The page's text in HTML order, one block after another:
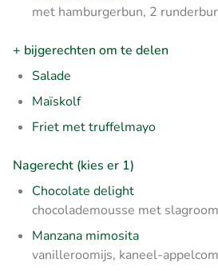
met hamburgerbun, 2
+ bijgerechten om te delen
Salade
Maïskolf
Friet met truffelmayo
Nagerecht (kies er 1)
Chocolate delight
chocolademousse met slagroom
Manzana mimosita
vanilleroomijs, kaneel-